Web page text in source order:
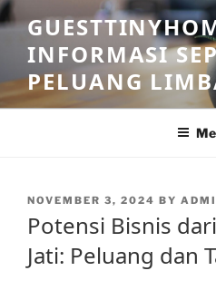
Skip
to
contentINFORMASI
PELUANG
POSTED
NOVEMBER 3, 2024 BY
Potensi Bisnis
Jati: Peluang dan